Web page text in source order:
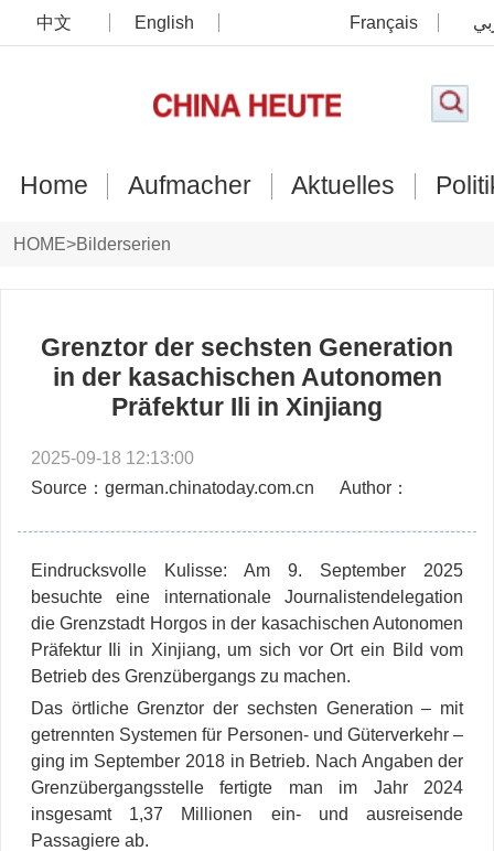
中文 English Français
Home Aufmacher Aktuelles
HOME>Bilderserien
Grenztor der sechsten Generation
in der kasachischen Autonomen
Präfektur Ili in Xinjiang
2025-09-18 12:13:00
Source：german.chinatoday.com.cn
Author：
Eindrucksvolle Kulisse: Am 9. September 2025
besuchte eine internationale Journalistendelegation
die Grenzstadt Horgos in der kasachischen Autonomen
Präfektur Ili in Xinjiang, um sich vor Ort ein Bild vom
Betrieb des Grenzübergangs zu machen.
Das örtliche Grenztor der sechsten Generation – mit
getrennten Systemen für Personen- und Güterverkehr –
ging im September 2018 in Betrieb. Nach Angaben der
Grenzübergangsstelle fertigte man im Jahr 2024
insgesamt 1,37 Millionen ein- und ausreisende
Passagiere ab.